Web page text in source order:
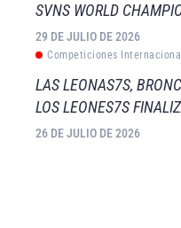
SVNS WORLD
29 DE JULIO DE 2026
Competiciones
LAS LEONAS7S,
LOS LEONES7S
26 DE JULIO DE 2026